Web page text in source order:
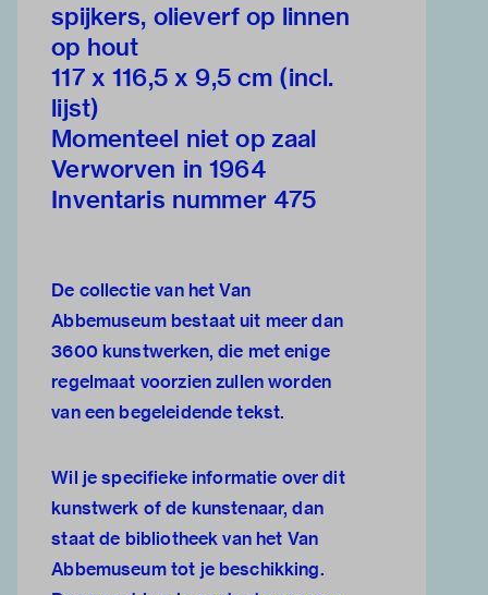
spijkers, olieverf op linnen
op hout
117 x 116,5 x 9,5 cm (incl.
lijst)
Momenteel niet op zaal
Verworven in 1964
Inventaris nummer 475
De collectie van het Van
Abbemuseum bestaat uit meer dan
3600 kunstwerken, die met enige
regelmaat voorzien zullen worden
van een begeleidende tekst.
Wil je specifieke informatie over dit
kunstwerk of de kunstenaar, dan
staat de bibliotheek van het Van
Abbemuseumtot je beschikking.